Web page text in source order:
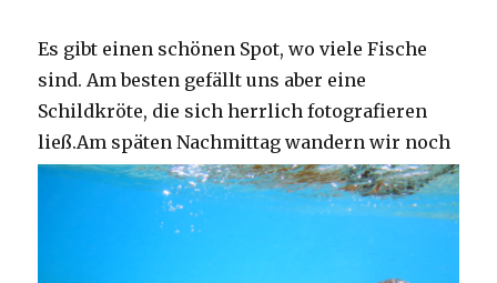
Es gibt einen schönen Spot, wo viele Fische
sind. Am besten gefällt uns aber eine
Schildkröte, die sich herrlich fotografieren
ließ.Am späten Nachmittag wandern wir noch